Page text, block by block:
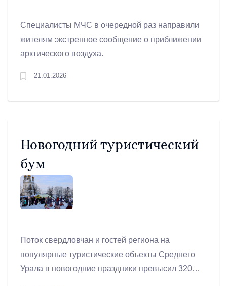
Специалисты МЧС в очередной раз направили
жителям экстренное сообщение о приближении
арктического воздуха.
21.01.2026
Новогодний туристический
бум
Поток свердловчан и гостей региона на
популярные туристические объекты Среднего
Урала в новогодние праздники превысил 320